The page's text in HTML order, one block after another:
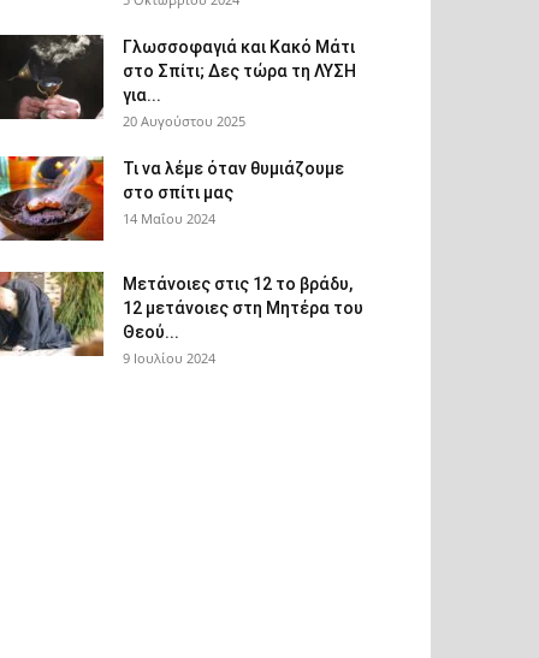
Γλωσσοφαγιά και Κακό Μάτι
στο Σπίτι; Δες τώρα τη ΛΥΣΗ
για...
20 Αυγούστου 2025
Τι να λέμε όταν θυμιάζουμε
στο σπίτι μας
14 Μαΐου 2024
Μετάνοιες στις 12 το βράδυ,
12 μετάνοιες στη Μητέρα του
Θεού...
9 Ιουλίου 2024